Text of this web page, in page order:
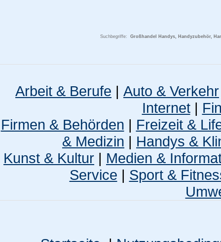
Suchbegriffe: Großhandel Handys, Handyzubehör,
Arbeit & Berufe | Auto & Verkehr
Internet|
Firmen & Behörden | Freizeit &
& Medizin | Handys &
Kunst & Kultur | Medien &
Service | Sport &